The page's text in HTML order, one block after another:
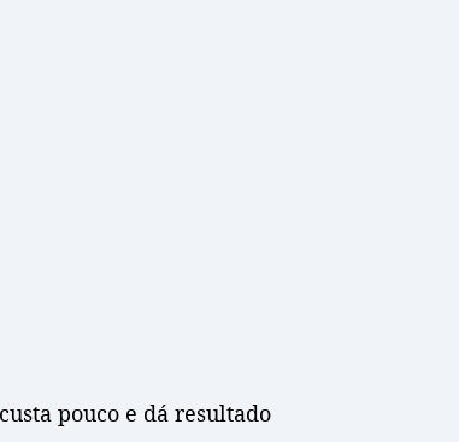
pouco e dá resultado